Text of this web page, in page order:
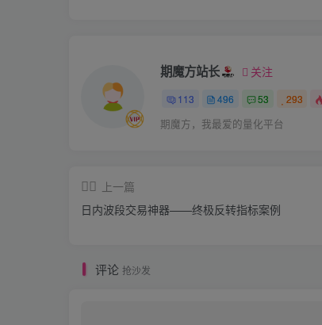
期魔方站长 关注
113 496 53 293
期魔方，我最爱的量化平台
上一篇
日内波段交易神器——终极反转指标案例
评论 抢沙发